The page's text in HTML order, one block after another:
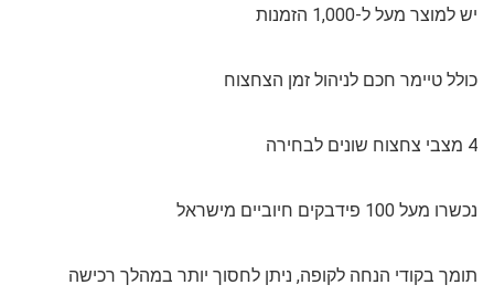
יש למוצר מעל ל-1,000 הזמנות
כולל טיימר חכם לניהול זמן הצחצוח
4 מצבי צחצוח שונים לבחירה
נכשרו מעל 100 פידבקים חיוביים מישראל
תומך בקודי הנחה לקופה, ניתן לחסוך יותר במהלך רכישה